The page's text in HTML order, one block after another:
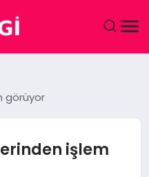
görüyor
işlem